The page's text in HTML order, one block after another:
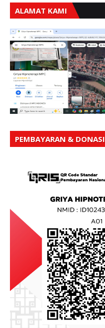
ALAMAT KAMI
PEMBAYARAN & DONASI